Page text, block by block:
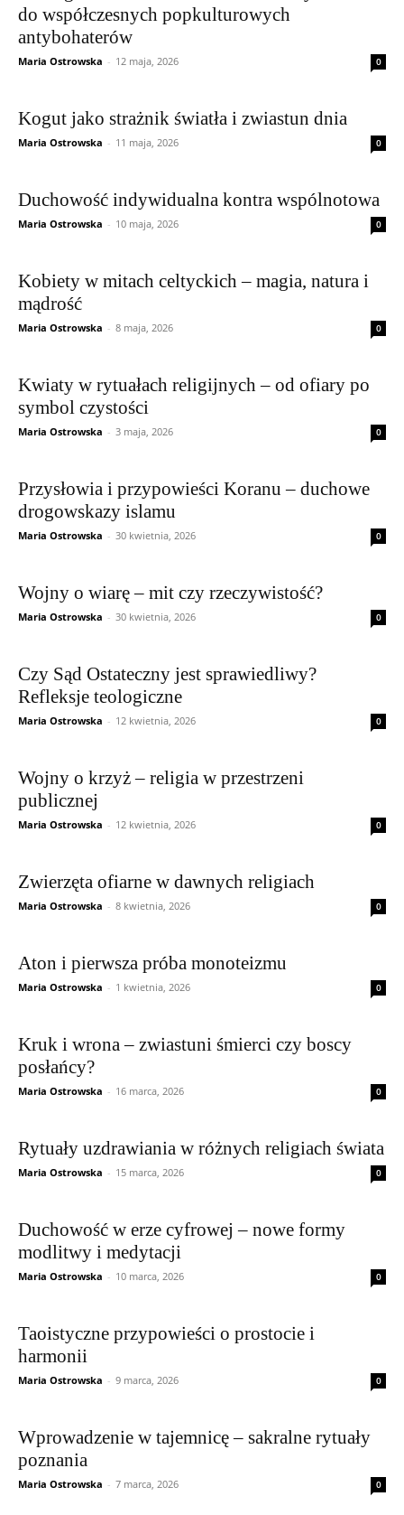
do współczesnych popkulturowych
antybohaterów
Maria Ostrowska - 12 maja, 2026 0
Kogut jako strażnik światła i zwiastun dnia
Maria Ostrowska - 11 maja, 2026 0
Duchowość indywidualna kontra wspólnotowa
Maria Ostrowska - 10 maja, 2026 0
Kobiety w mitach celtyckich – magia, natura i
mądrość
Maria Ostrowska - 8 maja, 2026 0
Kwiaty w rytuałach religijnych – od ofiary po
symbol czystości
Maria Ostrowska - 3 maja, 2026 0
Przysłowia i przypowieści Koranu – duchowe
drogowskazy islamu
Maria Ostrowska - 30 kwietnia, 2026 0
Wojny o wiarę – mit czy rzeczywistość?
Maria Ostrowska - 30 kwietnia, 2026 0
Czy Sąd Ostateczny jest sprawiedliwy?
Refleksje teologiczne
Maria Ostrowska - 12 kwietnia, 2026 0
Wojny o krzyż – religia w przestrzeni
publicznej
Maria Ostrowska - 12 kwietnia, 2026 0
Zwierzęta ofiarne w dawnych religiach
Maria Ostrowska - 8 kwietnia, 2026 0
Aton i pierwsza próba monoteizmu
Maria Ostrowska - 1 kwietnia, 2026 0
Kruk i wrona – zwiastuni śmierci czy boscy
posłańcy?
Maria Ostrowska - 16 marca, 2026 0
Rytuały uzdrawiania w różnych religiach świata
Maria Ostrowska - 15 marca, 2026 0
Duchowość w erze cyfrowej – nowe formy
modlitwy i medytacji
Maria Ostrowska - 10 marca, 2026 0
Taoistyczne przypowieści o prostocie i
harmonii
Maria Ostrowska - 9 marca, 2026 0
Wprowadzenie w tajemnicę – sakralne rytuały
poznania
Maria Ostrowska - 7 marca, 2026 0